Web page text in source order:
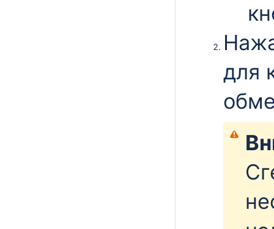
для